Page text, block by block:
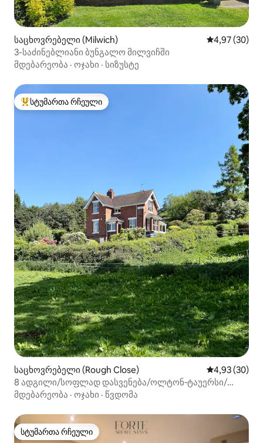
საცხოვრებელი (Milwich) საშუალო
4,97 (30)
3-საძინებლიანი ბუნგალო მილვიჩში
მდებარეობა · ოჯახი · სიზუსტე
სტუმართა რჩეული მოწინავე ვარიანტი
სტუმართა რჩეული
საცხოვრებელი (Rough Close) საშუალო
4,93 (30)
8 ადგილი/სოფლად დასვენება/ოლტონ‑ტაუერსი/
პიკ‑დისტრიქტი
მდებარეობა · ოჯახი · წვდომა
სტუმართა რჩეული
სტუმართა რჩეული